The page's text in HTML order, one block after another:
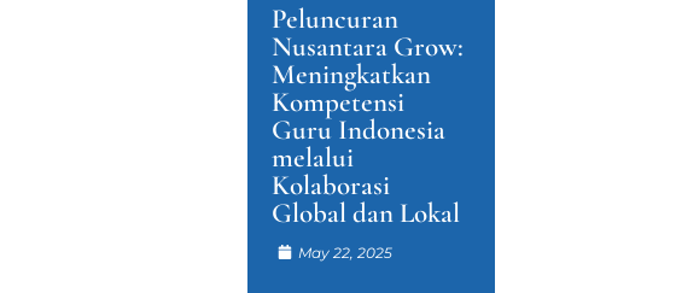
Peluncuran
Nusantara Grow:
Meningkatkan
Kompetensi
Guru Indonesia
melalui
Kolaborasi
Global dan Lokal
May 22, 2025